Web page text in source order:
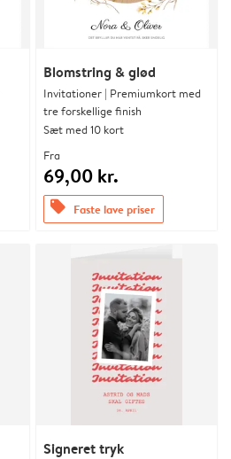
Blomstring & glød
Invitationer | Premiumkort med
tre forskellige finish
Sæt med 10 kort
Fra
69,00 kr.
offers Faste lave priser
Signeret tryk